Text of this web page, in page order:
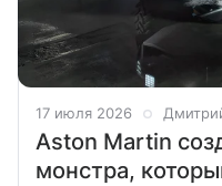
17 июля 2026
Aston Martin
монстра,